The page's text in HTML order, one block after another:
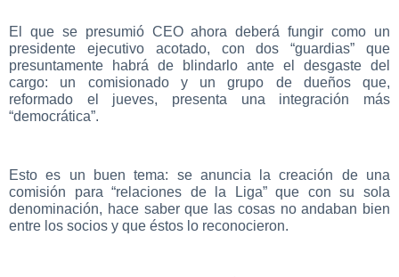
El que se presumió CEO ahora deberá fungir como un
presidente ejecutivo acotado, con dos “guardias” que
presuntamente habrá de blindarlo ante el desgaste del
cargo: un comisionado y un grupo de dueños que,
reformado el jueves, presenta una integración más
“democrática”.
Esto es un buen tema: se anuncia la creación de una
comisión para “relaciones de la Liga” que con su sola
denominación, hace saber que las cosas no andaban bien
entre los socios y que éstos lo reconocieron.